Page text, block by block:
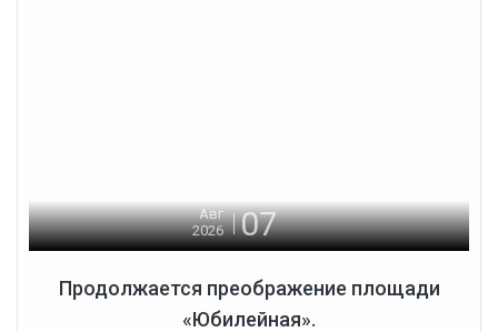
Авг
2026
07
Продолжается преображение площади
«Юбилейная».